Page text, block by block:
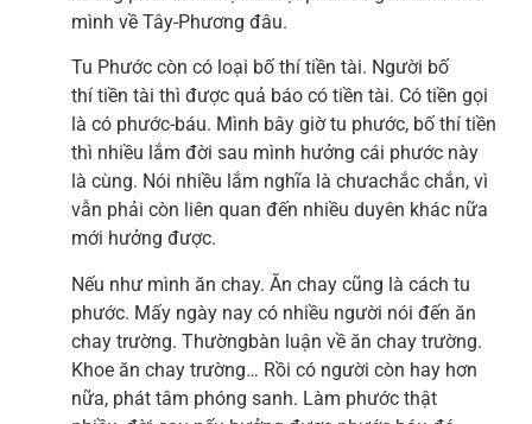
mình về Tây-Phương đâu.
Tu Phước còn có loại bố thí tiền tài. Người bố
thí tiền tài thì được quả báo có tiền tài. Có tiền gọi
là có phước-báu. Mình bây giờ tu phước, bố thí tiền
thì nhiều lắm đời sau mình hưởng cái phước này
là cùng. Nói nhiều lắm nghĩa là chưachắc chắn, vì
vẫn phải còn liên quan đến nhiều duyên khác nữa
mới hưởng được.
Nếu như mình ăn chay. Ăn chay cũng là cách tu
phước. Mấy ngày nay có nhiều người nói đến ăn
chay trường. Thườngbàn luận về ăn chay trường.
Khoe ăn chay trường… Rồi có người còn hay hơn
nữa, phát tâm phóng sanh. Làm phước thật